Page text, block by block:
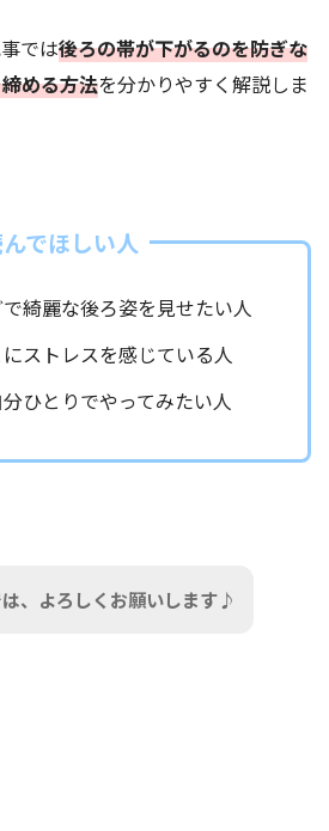
では後ろの帯が下がるのを防ぎな
める方法を分かりやすく解説しま
でほしい人
綺麗な後ろ姿を見せたい人
ストレスを感じている人
ひとりでやってみたい人
、よろしくお願いします♪